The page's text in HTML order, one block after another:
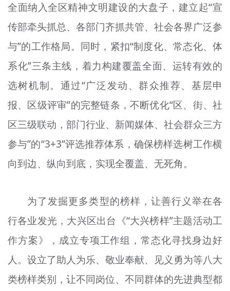
全面纳入全区精神文明建设的大盘子，建立起“宣
传部牵头抓总、各部门齐抓共管、社会各界广泛参
与”的工作格局。同时，紧扣“制度化、常态化、体
系化”三条主线，着力构建覆盖全面、运转有效的
选树机制。通过“广泛发动、群众推荐、基层申
报、区级评审”的完整链条，不断优化“区、街、社
区三级联动，部门行业、新闻媒体、社会群众三方
参与”的“3+3”评选推荐体系，确保榜样选树工作横
向到边、纵向到底，实现全覆盖、无死角。
为了发掘更多类型的榜样，让善行义举在各
行各业发光，大兴区出台《“大兴榜样”主题活动工
作方案》，成立专项工作组，常态化寻找身边好
人。设立了助人为乐、敬业奉献、见义勇为等八大
类榜样类别，让不同岗位、不同群体的先进典型都